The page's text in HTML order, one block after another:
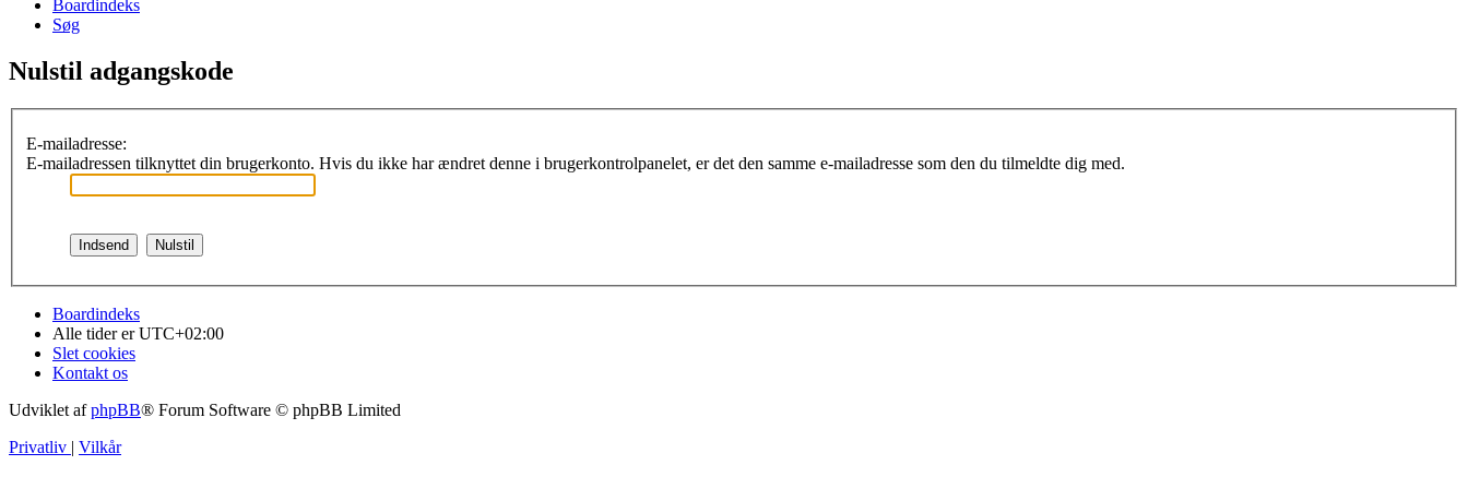
Boardindeks
Søg
Nulstil adgangskode
E-mailadresse:
E-mailadressen tilknyttet din brugerkonto. Hvis du ikke har ændret denne i brugerkontrolpanelet, er det den samme e-mailadresse som den du tilmeldte dig med.
Boardindeks
Alle tider erUTC+02:00
Slet cookies
Kontakt os
Udviklet afphpBB® Forum Software © phpBB Limited
Privatliv | Vilkår